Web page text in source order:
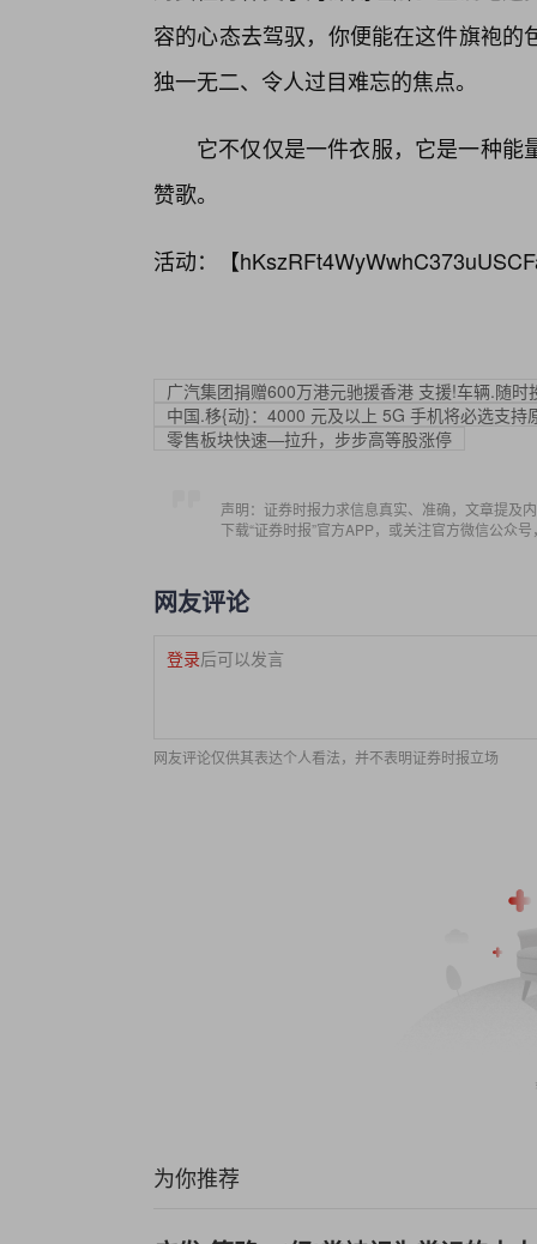
容的心态去驾驭，你便能在这件旗袍
独一无二、令人过目难忘的焦点。
它不仅仅是一件衣服，它是一种
赞歌。
活动：【
广汽集团捐赠600万港元驰援香港 支援!车辆.随时
中国.移{动}：4000 元及以上 5G 手机将必选支持
零售板块快速—拉升，步步高等股涨停
声明：证券时报力求信息真实、准确，文章提及
下载“证券时报”官方APP，或关注官方微信公众
网友评论
登录后可以发言
网友评论仅供其表达个人看法，并不表明证券时报立场
为你推荐